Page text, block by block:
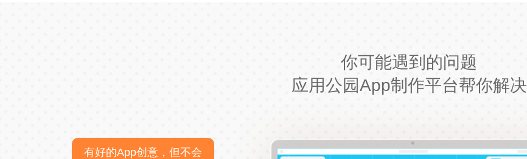
你可能遇到的问题
应用公园App制作平台帮你解决
有好的App创意，但不会